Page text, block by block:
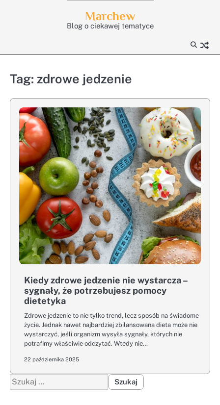
Marchew
Blog o ciekawej tematyce
Tag: zdrowe jedzenie
Kiedy zdrowe jedzenie nie wystarcza –
sygnały, że potrzebujesz pomocy
dietetyka
Zdrowe jedzenie to nie tylko trend, lecz sposób na świadome
życie. Jednak nawet najbardziej zbilansowana dieta może nie
wystarczyć, jeśli organizm wysyła sygnały, których nie
potrafimy właściwie odczytać. Wtedy nie…
22 października 2025
Szukaj: